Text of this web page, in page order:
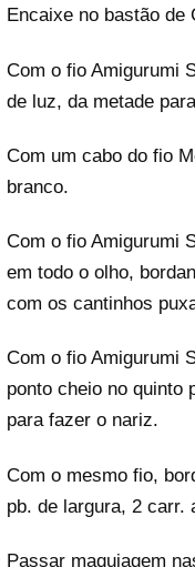
Encaixe no bastão de
Com o fio Amigurumi
de luz, da metade
Com um cabo do fio
branco.
Com o fio Amigurumi
em todo o olho,
com os cantinhos
Com o fio Amigurumi
ponto cheio no quinto
para fazer o nariz.
Com o mesmo fio,
pb. de largura, 2 carr.
Passar maquiagem